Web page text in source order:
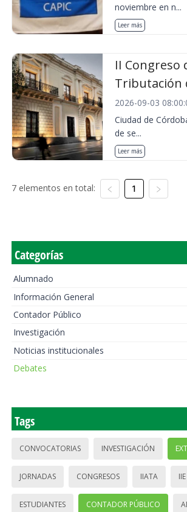
noviembre en n...
Leer más
II Congreso
Tributación
2026-09-03
Ciudad de
de se...
Leer más
7 elementos en total: 1
Categorías
Alumnado
Información General
Contador Público
Investigación
Noticias institucionales
Debates
Tags
CONVOCATORIAS INVESTIGACIÓN
JORNADAS CONGRESOS IIATA IIE
ESTUDIANTES CONTADOR PÚBLICO